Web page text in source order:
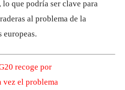
, lo que podría ser clave para
al problema de la
europeas.